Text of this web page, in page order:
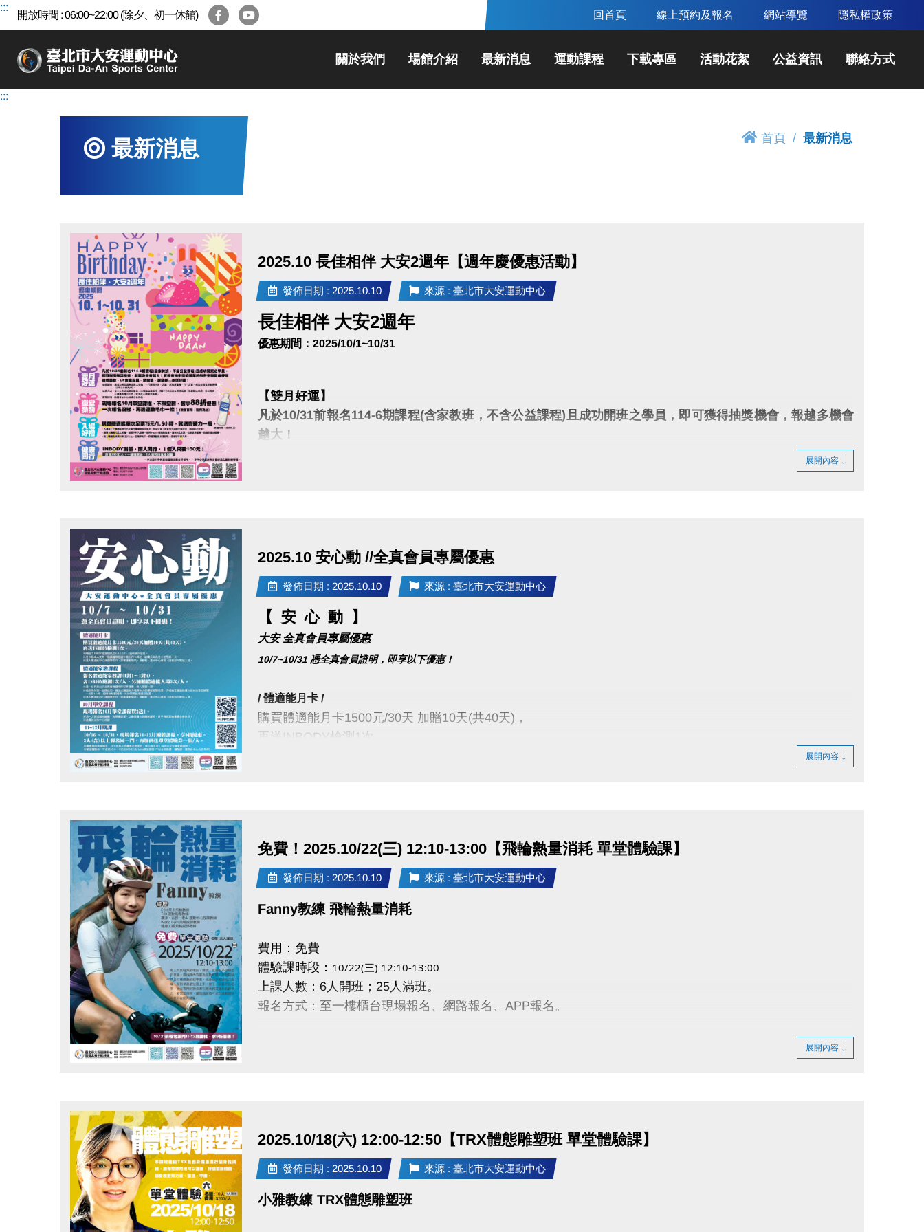
跳
區
:::
開放時間 : 06:00~22:00 (除夕、初一休館) 回首頁 線上預約及報名 網站導覽 隱私權政策
關於我們 場館介紹 最新消息 運動課程 下載專區 活動花絮 公益資訊 聯絡方式
:::
最新消息 首頁 最新消息
2025.10 長佳相伴 大安2週年【週年慶優惠活動】
發佈日期 : 2025.10.10 來源 : 臺北市大安運動中心
長佳相伴 大安2週年
優惠期間：2025/10/1~10/31
【雙月好運】
凡於10/31前報名114-6期課程(含家教班，不含公益課程)且成功開班之學員，即可獲得抽獎機會，報越多機會
越大！
【單堂發發】
現場報名10單堂課程，不限堂數，皆享88折優惠！一次報名四梯，再送運動毛巾一條！(數量有限，送完為止)
點我查看 10月單堂課表(開啟新視窗)
購買體適能單次全票75元/1.5小時，就送寶礦力一瓶。
※寶礦力數量有限，送完為止。
【 健康同行
INBODY測量，兩人同行，１個人只要150元！
(原價250元/人，一樓購票後，2人須同時進場測量)
展開內容
2025.10 安心動 //全真會員專屬優惠
發佈日期 : 2025.10.10 來源 : 臺北市大安運動中心
【 安 心 動 】
大安 全真會員專屬優惠
10/7~10/31 憑全真會員證明，即享以下優惠！
/ 體適能月卡 /
購買體適能月卡1500元/30天 加贈10天(共40天)，
再送INBODY檢測1次
※僅一位代表出示全真會員證明即可享優惠，每人限買一期。
/ 10月單堂課程 /
現場報名10月單堂課程 買2送1
/ 11-12月期課 /
10/16 ~ 10/31，現場報名11-12月團體課程，#享9折優惠。
3人(含)以上報名同一門，再加碼 #送單堂體驗券一張/人。
有氧瑜珈其他課程 分機103、104
展開內容
免費！2025.10/22(三) 12:10-13:00【飛輪熱量消耗 單堂體驗課】
發佈日期 : 2025.10.10 來源 : 臺北市大安運動中心
Fanny教練 飛輪熱量消耗
費用：免費
體驗課時段： 10/22(三) 12:10-13:00
上課人數：6人開班；25人滿班。
報名方式：至一樓櫃台現場報名、網路報名、APP報名。
google play 傳送門請點我(新開視窗)
電話洽詢 (02)2377-0300 分機103、104
展開內容
2025.10/18(六) 12:00-12:50【TRX體態雕塑班 單堂體驗課】
發佈日期 : 2025.10.10 來源 : 臺北市大安運動中心
小雅教練 TRX體態雕塑班